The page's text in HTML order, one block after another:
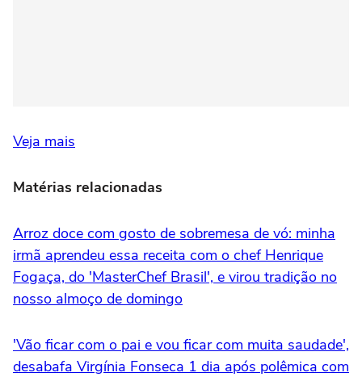
Veja mais
Matérias relacionadas
Arroz doce com gosto de sobremesa de vó: minha
irmã aprendeu essa receita com o chef Henrique
Fogaça, do 'MasterChef Brasil', e virou tradição no
nosso almoço de domingo
'Vão ficar com o pai e vou ficar com muita saudade',
desabafa Virgínia Fonseca 1 dia após polêmica com